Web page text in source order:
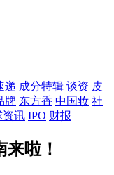
递 成分特辑 谈资 皮
牌 东方香 中国妆 社
资讯 IPO 财报
啦！